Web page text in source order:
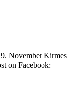
November Kirmes
on Facebook: